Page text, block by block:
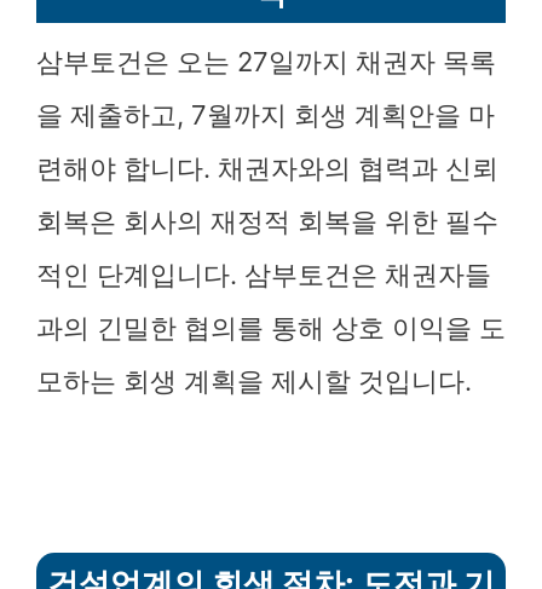
삼부토건은 오는 27일까지 채권자 목록
을 제출하고, 7월까지 회생 계획안을 마
련해야 합니다. 채권자와의 협력과 신뢰
회복은 회사의 재정적 회복을 위한 필수
적인 단계입니다. 삼부토건은 채권자들
과의 긴밀한 협의를 통해 상호 이익을 도
모하는 회생 계획을 제시할 것입니다.